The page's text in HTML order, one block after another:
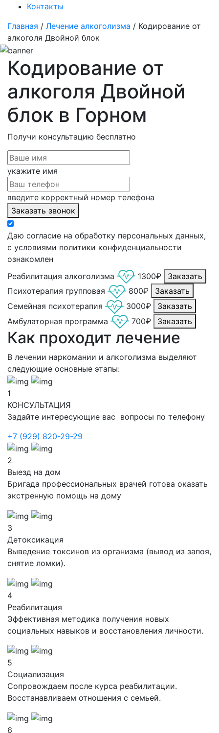
Контакты
Главная / Лечение алкоголизма / Кодирование от
алкоголя Двойной блок
Кодирование от
алкоголя Двойной
блок в Горном
Получи консультацию бесплатно
укажите имя
введите корректный номер телефона
Заказать звонок
Даю согласие на обработку персональных данных,
с условиями политики конфиденциальности
ознакомлен
Реабилитация алкоголизма
1300₽
Заказать
Психотерапия групповая
800₽
Заказать
Семейная психотерапия
3000₽
Заказать
Амбулаторная программа
700₽ Заказать
Как проходит лечение
В лечении наркомании и алкоголизма выделяют
следующие основные этапы:
1
КОНСУЛЬТАЦИЯ
Задайте интересующие вас вопросы по телефону
+7 (929) 820-29-29
2
Выезд на дом
Бригада профессиональных врачей готова оказать
экстренную помощь на дому
3
Детоксикация
Выведение токсинов из организма (вывод из запоя,
снятие ломки).
4
Реабилитация
Эффективная методика получения новых
социальных навыков и восстановления личности.
5
Социализация
Сопровождаем после курса реабилитации.
Восстанавливаем отношения с семьей.
6